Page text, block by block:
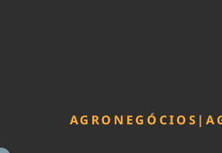
AGRONEGÓCIOS |